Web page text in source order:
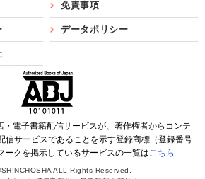
免責事項
データポリシー
電子書籍配信サービスが、著作権者からコンテ
信サービスであることを示す登録商標（登録番号
クを掲示しているサービスの一覧はこちら
ALL Rights Reserved.